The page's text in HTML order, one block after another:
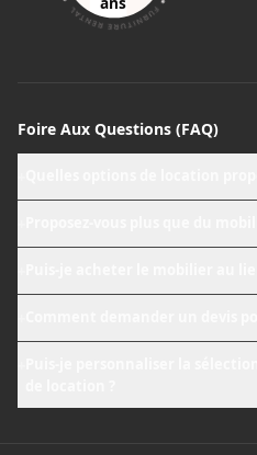
Foire Aux Questions (FAQ)